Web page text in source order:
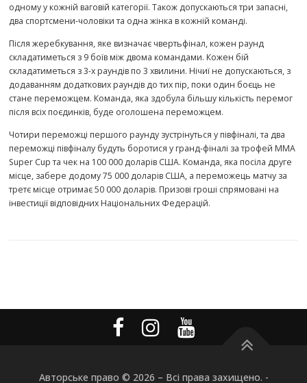
одному у кожній ваговій категорії. Також допускаються три запасні,
два спортсмени-чоловіки та одна жінка в кожній команді.
Після жеребкування, яке визначає чвертьфінал, кожен раунд
складатиметься з 9 боїв між двома командами. Кожен бій
складатиметься з 3-х раундів по 3 хвилини. Нічиї не допускаються, з
додаванням додаткових раундів до тих пір, поки один боєць не
стане переможцем. Команда, яка здобула більшу кількість перемог
після всіх поєдинків, буде оголошена переможцем.
Чотири переможці першого раунду зустрінуться у півфіналі, та два
переможці півфіналу будуть боротися у гранд-фіналі за трофей MMA
Super Cup та чек на 100 000 доларів США. Команда, яка посіла друге
місце, забере додому 75 000 доларів США, а переможець матчу за
третє місце отримає 50 000 доларів. Призові гроші спрямовані на
інвестиції відповідних Національних Федерацій.
Авторське право © 2026 – Всі права захищено. -